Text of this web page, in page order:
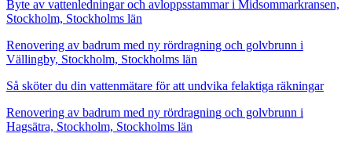
Byte av vattenledningar och avloppsstammar i Midsommarkransen,
Stockholm, Stockholms län
Renovering av badrum med ny rördragning och golvbrunn i
Vällingby, Stockholm, Stockholms län
Så sköter du din vattenmätare för att undvika felaktiga räkningar
Renovering av badrum med ny rördragning och golvbrunn i
Hagsätra, Stockholm, Stockholms län